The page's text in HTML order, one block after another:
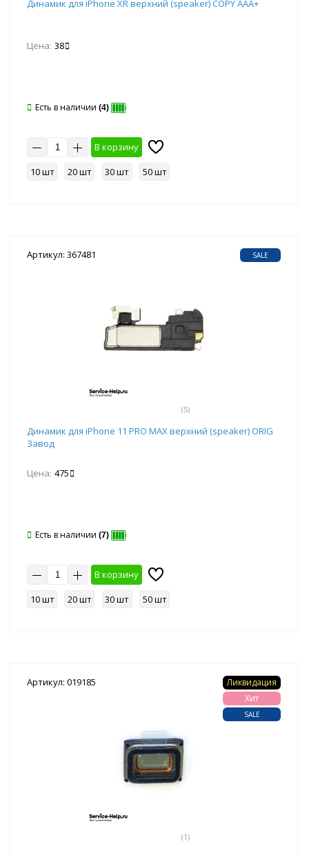
Динамик для iPhone ХR верхний (speaker) COPY AAA+
Цена: 38
Есть в наличии (4)
В корзину
10 шт
20 шт 30 шт 50 шт
Артикул: 367481
(5)
SALE
Динамик для iPhone 11 PRO MAX верхний (speaker) ORIG
Завод
Цена: 475
Есть в наличии (7)
В корзину
10 шт
20 шт 30 шт 50 шт
Артикул: 019185
(1)
Ликвидация
Хит
SALE